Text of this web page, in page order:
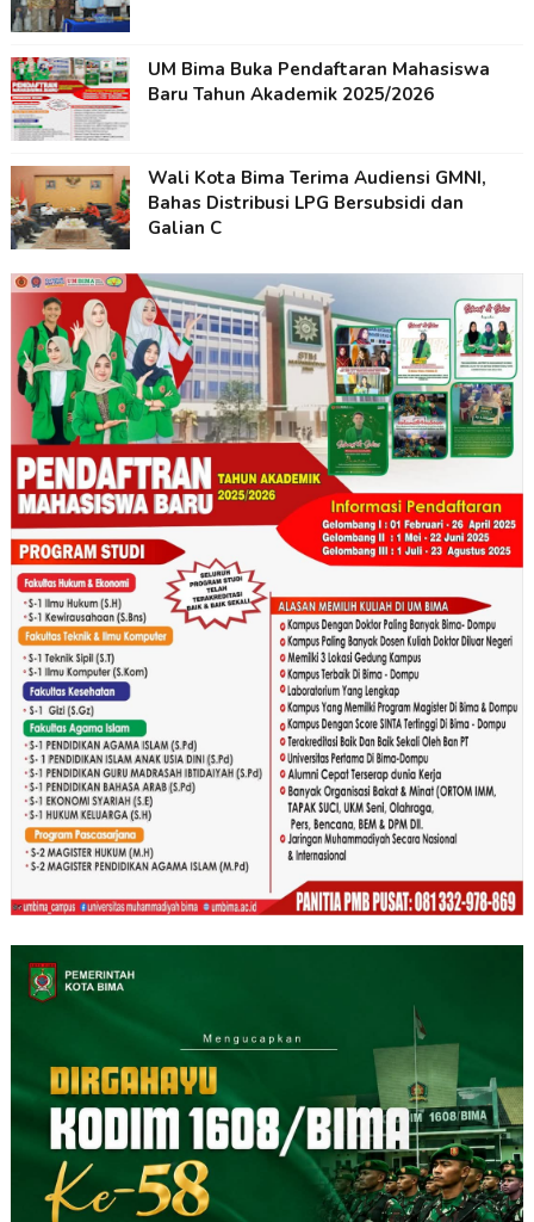
UM Bima Buka Pendaftaran Mahasiswa
Baru Tahun Akademik 2025/2026
Wali Kota Bima Terima Audiensi GMNI,
Bahas Distribusi LPG Bersubsidi dan
Galian C